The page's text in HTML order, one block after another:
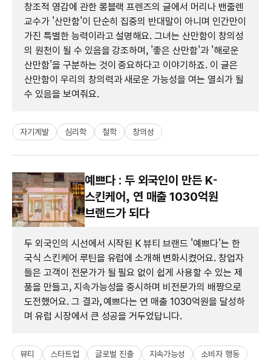
창조적 영감에 관한 롱블랙 프렌즈의 글에서 머리나 밴줄렌
교수가 '산만함'이 단순히 집중의 반대말이 아니며 인간만이
가진 특별한 능력이라고 설명해요. 그녀는 산만함이 창의성
의 원천이 될 수 있음을 강조하며, '좋은 산만함'과 '해로운
산만함'을 구분하는 것이 중요하다고 이야기하죠. 이 글은
산만함이 우리의 창의력과 새로운 가능성을 여는 열쇠가 될
수 있음을 보여줘요.
자기계발 심리학 철학 창의성
예쁘다 : 두 외국인이 만든 K-
스킨케어, 연 매출 1030억원
브랜드가 되다
두 외국인의 시선에서 시작된 K 뷰티 브랜드 '예쁘다'는 한
국식 스킨케어 루틴을 유럽에 소개해 변화시켰어요. 창업자
들은 고객이 전문가가 될 필요 없이 쉽게 사용할 수 있는 제
품을 만들고, 지속가능성을 중시하며 비전문가의 배짱으로
도전했어요. 그 결과, 예쁘다는 연 매출 1030억원을 달성하
며 유럽 시장에서 큰 성공을 거두었답니다.
뷰티 스타트업 글로벌 진출 지속가능성 소비자 행동